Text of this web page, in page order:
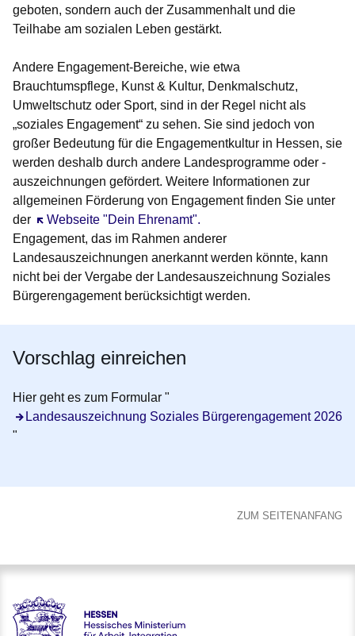
geboten, sondern auch der Zusammenhalt und die
Teilhabe am sozialen Leben gestärkt.
Andere Engagement-Bereiche, wie etwa
Brauchtumspflege, Kunst & Kultur, Denkmalschutz,
Umweltschutz oder Sport, sind in der Regel nicht als
„soziales Engagement“ zu sehen. Sie sind jedoch von
großer Bedeutung für die Engagementkultur in Hessen, sie
werden deshalb durch andere Landesprogramme oder -
auszeichnungen gefördert. Weitere Informationen zur
allgemeinen Förderung von Engagement finden Sie unter
der
Webseite "Dein Ehrenamt".
Öffnet sich in einem neuen Fenster
Engagement, das im Rahmen anderer
Landesauszeichnungen anerkannt werden könnte, kann
nicht bei der Vergabe der Landesauszeichnung Soziales
Bürgerengagement berücksichtigt werden.
Vorschlag einreichen
Hier geht es zum Formular "
Landesauszeichnung Soziales Bürgerengagement 2026
Öffnet sich in einem neuen Fenster
"
ZUM SEITENANFANG